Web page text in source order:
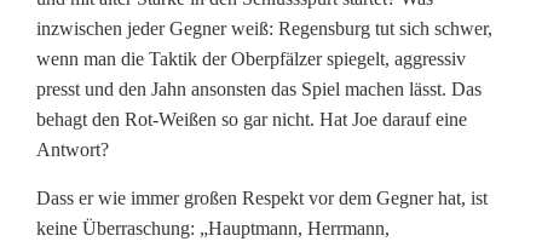
inzwischen jeder Gegner weiß: Regensburg tut sich schwer,
wenn man die Taktik der Oberpfälzer spiegelt, aggressiv
presst und den Jahn ansonsten das Spiel machen lässt. Das
behagt den Rot-Weißen so gar nicht. Hat Joe darauf eine
Antwort?
Dass er wie immer großen Respekt vor dem Gegner hat, ist
keine Überraschung: „Hauptmann, Herrmann,